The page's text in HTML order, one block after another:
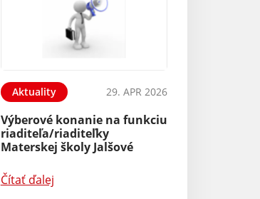
Aktuality 29. APR 2026
Výberové konanie na funkciu
riaditeľa/riaditeľky
Materskej školy Jalšové
Čítať ďalej